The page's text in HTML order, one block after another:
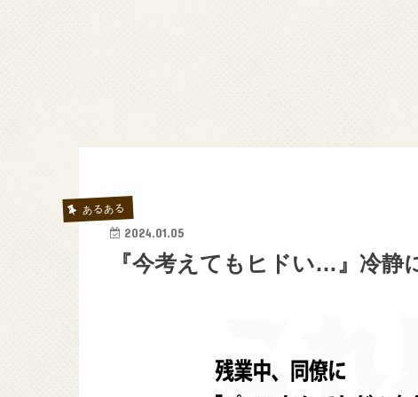
あるある
2024.01.05
『今考えてもヒドい…』冷静